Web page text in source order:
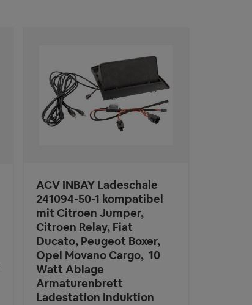
ACV INBAY Ladeschale
241094-50-1 kompatibel
mit Citroen Jumper,
Citroen Relay, Fiat
Ducato, Peugeot Boxer,
Opel Movano Cargo, 10
Watt Ablage
Armaturenbrett
Ladestation Induktion